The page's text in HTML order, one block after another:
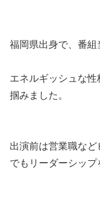
福岡県出身で、番組
エネルギッシュな
掴みました。
出演前は営業職な
でもリーダーシップ